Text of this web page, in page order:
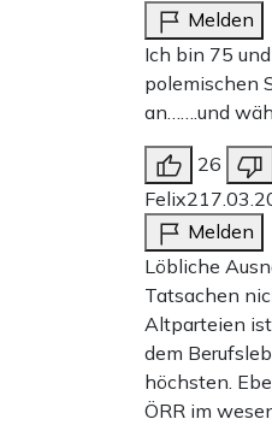
Melden
Ich bin 75
polemischen
an…….und
26
Felix2
Melden
Löbliche
Tatsachen
Altparteien
dem
höchsten.
ÖRR im